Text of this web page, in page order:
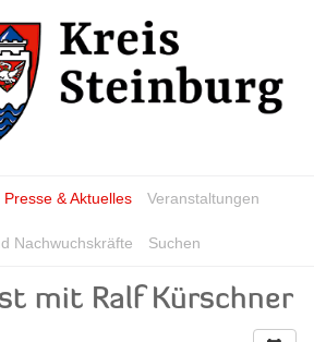
Presse & Aktuelles Veranstaltungen
Nachwuchskräfte Suchen
mit Ralf Kürschner